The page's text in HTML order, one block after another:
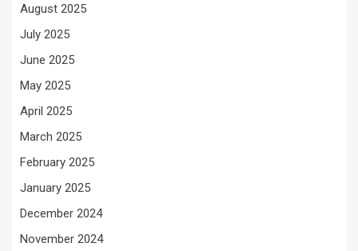
August 2025
July 2025
June 2025
May 2025
April 2025
March 2025
February 2025
January 2025
December 2024
November 2024